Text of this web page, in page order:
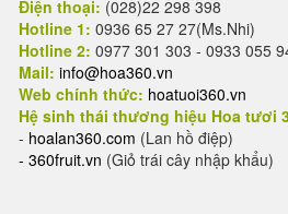
Điện thoại: (028)22 298 398
Hotline 1: 0936 65 27 27(Ms.Nhi)
Hotline 2: 0977 301 303 - 0933 055
Mail: info@hoa360.vn
Web chính thức: hoatuoi360.vn
Hệ sinh thái thương hiệu Hoa tươi
- hoalan360.com (Lan hồ điệp)
- 360fruit.vn (Giỏ trái cây nhập khẩu)